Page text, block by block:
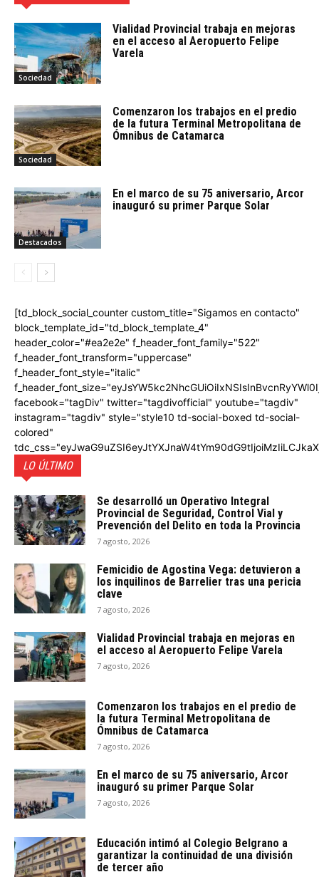
Sociedad
Vialidad Provincial trabaja en mejoras
en el acceso al Aeropuerto Felipe
Varela
Sociedad
Comenzaron los trabajos en el predio
de la futura Terminal Metropolitana de
Ómnibus de Catamarca
Destacados
En el marco de su 75 aniversario, Arcor
inauguró su primer Parque Solar
[td_block_social_counter custom_title="Sigamos en contacto"
block_template_id="td_block_template_4"
header_color="#ea2e2e" f_header_font_family="522"
f_header_font_transform="uppercase"
f_header_font_style="italic"
facebook="tagDiv" twitter="tagdivofficial" youtube="tagdiv"
instagram="tagdiv" style="style10 td-social-boxed td-social-
colored"
LO ÚLTIMO
Se desarrolló un Operativo Integral
Provincial de Seguridad, Control Vial y
Prevención del Delito en toda la Provincia
7 agosto, 2026
Femicidio de Agostina Vega: detuvieron a
los inquilinos de Barrelier tras una pericia
clave
7 agosto, 2026
Vialidad Provincial trabaja en mejoras en
el acceso al Aeropuerto Felipe Varela
7 agosto, 2026
Comenzaron los trabajos en el predio de
la futura Terminal Metropolitana de
Ómnibus de Catamarca
7 agosto, 2026
En el marco de su 75 aniversario, Arcor
inauguró su primer Parque Solar
7 agosto, 2026
Educación intimó al Colegio Belgrano a
garantizar la continuidad de una división
de tercer año